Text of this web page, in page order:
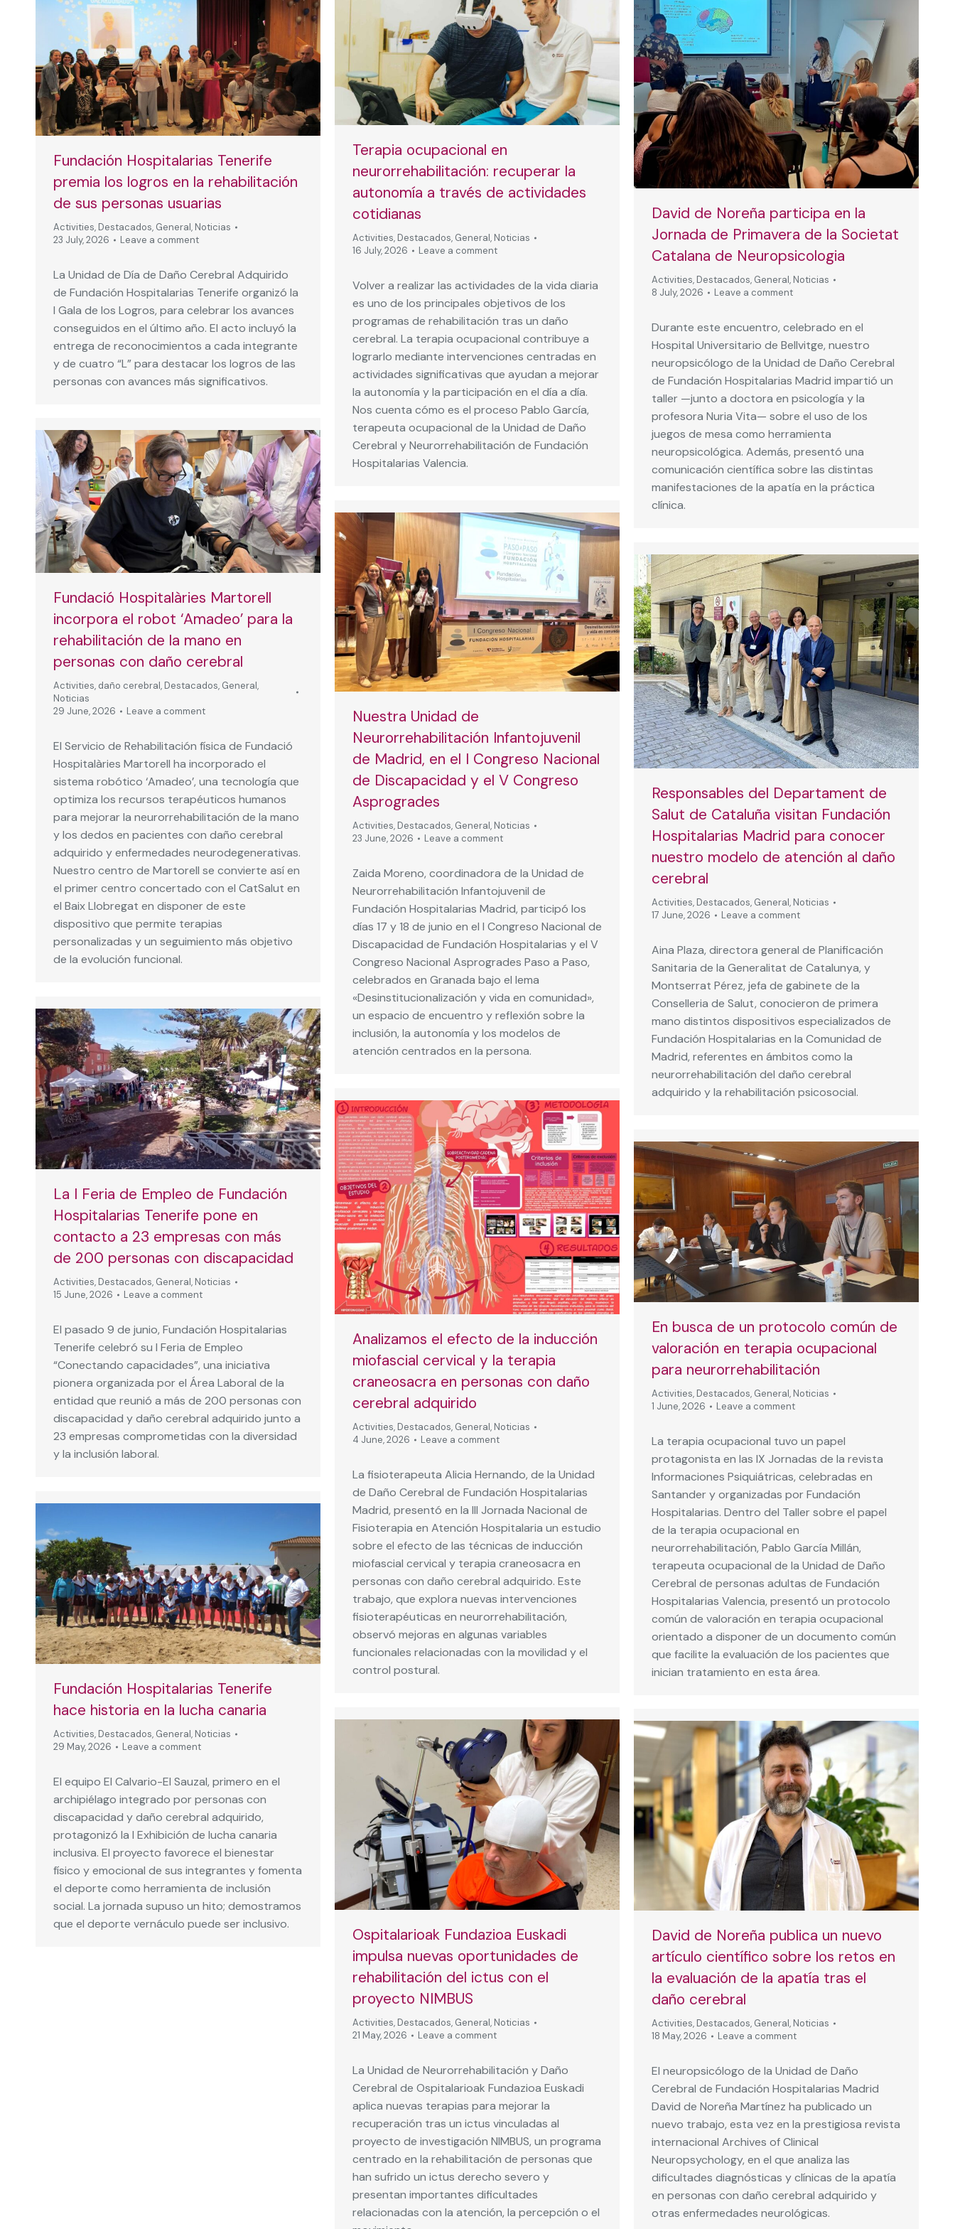
Fundación Hospitalarias Tenerife
premia los logros en la rehabilitación
de sus personas usuarias
Activities, Destacados, General, Noticias
23 July, 2026
Leave a comment
La Unidad de Día de Daño Cerebral Adquirido
de Fundación Hospitalarias Tenerife organizó la
I Gala de los Logros, para celebrar los avances
conseguidos en el último año. El acto incluyó la
entrega de reconocimientos a cada integrante
y de cuatro “L” para destacar los logros de las
personas con avances más significativos.
Terapia ocupacional en
neurorrehabilitación: recuperar la
autonomía a través de actividades
cotidianas
Activities, Destacados, General, Noticias
16 July, 2026
Leave a comment
Volver a realizar las actividades de la vida diaria
es uno de los principales objetivos de los
programas de rehabilitación tras un daño
cerebral. La terapia ocupacional contribuye a
lograrlo mediante intervenciones centradas en
actividades significativas que ayudan a mejorar
la autonomía y la participación en el día a día.
Nos cuenta cómo es el proceso Pablo García,
terapeuta ocupacional de la Unidad de Daño
Cerebral y Neurorrehabilitación de Fundación
Hospitalarias Valencia.
David de Noreña participa en la
Jornada de Primavera de la Societat
Catalana de Neuropsicologia
Activities, Destacados, General, Noticias
8 July, 2026
Leave a comment
Durante este encuentro, celebrado en el
Hospital Universitario de Bellvitge, nuestro
neuropsicólogo de la Unidad de Daño Cerebral
de Fundación Hospitalarias Madrid impartió un
taller —junto a doctora en psicología y la
profesora Nuria Vita— sobre el uso de los
juegos de mesa como herramienta
neuropsicológica. Además, presentó una
comunicación científica sobre las distintas
manifestaciones de la apatía en la práctica
clínica.
Fundació Hospitalàries Martorell
incorpora el robot ‘Amadeo’ para la
rehabilitación de la mano en
personas con daño cerebral
Activities, daño cerebral, Destacados, General,
Noticias
29 June, 2026
Leave a comment
El Servicio de Rehabilitación física de Fundació
Hospitalàries Martorell ha incorporado el
sistema robótico ‘Amadeo’, una tecnología que
optimiza los recursos terapéuticos humanos
para mejorar la neurorrehabilitación de la mano
y los dedos en pacientes con daño cerebral
adquirido y enfermedades neurodegenerativas.
Nuestro centro de Martorell se convierte así en
el primer centro concertado con el CatSalut en
el Baix Llobregat en disponer de este
dispositivo que permite terapias
personalizadas y un seguimiento más objetivo
de la evolución funcional.
Nuestra Unidad de
Neurorrehabilitación Infantojuvenil
de Madrid, en el I Congreso Nacional
de Discapacidad y el V Congreso
Asprogrades
Activities, Destacados, General, Noticias
23 June, 2026
Leave a comment
Zaida Moreno, coordinadora de la Unidad de
Neurorrehabilitación Infantojuvenil de
Fundación Hospitalarias Madrid, participó los
días 17 y 18 de junio en el I Congreso Nacional de
Discapacidad de Fundación Hospitalarias y el V
Congreso Nacional Asprogrades Paso a Paso,
celebrados en Granada bajo el lema
«Desinstitucionalización y vida en comunidad»,
un espacio de encuentro y reflexión sobre la
inclusión, la autonomía y los modelos de
atención centrados en la persona.
Responsables del Departament de
Salut de Cataluña visitan Fundación
Hospitalarias Madrid para conocer
nuestro modelo de atención al daño
cerebral
Activities, Destacados, General, Noticias
17 June, 2026
Leave a comment
Aina Plaza, directora general de Planificación
Sanitaria de la Generalitat de Catalunya, y
Montserrat Pérez, jefa de gabinete de la
Conselleria de Salut, conocieron de primera
mano distintos dispositivos especializados de
Fundación Hospitalarias en la Comunidad de
Madrid, referentes en ámbitos como la
neurorrehabilitación del daño cerebral
adquirido y la rehabilitación psicosocial.
La I Feria de Empleo de Fundación
Hospitalarias Tenerife pone en
contacto a 23 empresas con más
de 200 personas con discapacidad
Activities, Destacados, General, Noticias
15 June, 2026
Leave a comment
El pasado 9 de junio, Fundación Hospitalarias
Tenerife celebró su I Feria de Empleo
“Conectando capacidades”, una iniciativa
pionera organizada por el Área Laboral de la
entidad que reunió a más de 200 personas con
discapacidad y daño cerebral adquirido junto a
23 empresas comprometidas con la diversidad
y la inclusión laboral.
Analizamos el efecto de la inducción
miofascial cervical y la terapia
craneosacra en personas con daño
cerebral adquirido
Activities, Destacados, General, Noticias
4 June, 2026
Leave a comment
La fisioterapeuta Alicia Hernando, de la Unidad
de Daño Cerebral de Fundación Hospitalarias
Madrid, presentó en la III Jornada Nacional de
Fisioterapia en Atención Hospitalaria un estudio
sobre el efecto de las técnicas de inducción
miofascial cervical y terapia craneosacra en
personas con daño cerebral adquirido. Este
trabajo, que explora nuevas intervenciones
fisioterapéuticas en neurorrehabilitación,
observó mejoras en algunas variables
funcionales relacionadas con la movilidad y el
control postural.
En busca de un protocolo común de
valoración en terapia ocupacional
para neurorrehabilitación
Activities, Destacados, General, Noticias
1 June, 2026
Leave a comment
La terapia ocupacional tuvo un papel
protagonista en las IX Jornadas de la revista
Informaciones Psiquiátricas, celebradas en
Santander y organizadas por Fundación
Hospitalarias. Dentro del Taller sobre el papel
de la terapia ocupacional en
neurorrehabilitación, Pablo García Millán,
terapeuta ocupacional de la Unidad de Daño
Cerebral de personas adultas de Fundación
Hospitalarias Valencia, presentó un protocolo
común de valoración en terapia ocupacional
orientado a disponer de un documento común
que facilite la evaluación de los pacientes que
inician tratamiento en esta área.
Fundación Hospitalarias Tenerife
hace historia en la lucha canaria
Activities, Destacados, General, Noticias
29 May, 2026
Leave a comment
El equipo El Calvario-El Sauzal, primero en el
archipiélago integrado por personas con
discapacidad y daño cerebral adquirido,
protagonizó la I Exhibición de lucha canaria
inclusiva. El proyecto favorece el bienestar
físico y emocional de sus integrantes y fomenta
el deporte como herramienta de inclusión
social. La jornada supuso un hito; demostramos
que el deporte vernáculo puede ser inclusivo.
Ospitalarioak Fundazioa Euskadi
impulsa nuevas oportunidades de
rehabilitación del ictus con el
proyecto NIMBUS
Activities, Destacados, General, Noticias
21 May, 2026
Leave a comment
La Unidad de Neurorrehabilitación y Daño
Cerebral de Ospitalarioak Fundazioa Euskadi
aplica nuevas terapias para mejorar la
recuperación tras un ictus vinculadas al
proyecto de investigación NIMBUS, un programa
centrado en la rehabilitación de personas que
han sufrido un ictus derecho severo y
presentan importantes dificultades
relacionadas con la atención, la percepción o el
David de Noreña publica un nuevo
artículo científico sobre los retos en
la evaluación de la apatía tras el
daño cerebral
Activities, Destacados, General, Noticias
18 May, 2026
Leave a comment
El neuropsicólogo de la Unidad de Daño
Cerebral de Fundación Hospitalarias Madrid
David de Noreña Martínez ha publicado un
nuevo trabajo, esta vez en la prestigiosa revista
internacional Archives of Clinical
Neuropsychology, en el que analiza las
dificultades diagnósticas y clínicas de la apatía
en personas con daño cerebral adquirido y
otras enfermedades neurológicas.